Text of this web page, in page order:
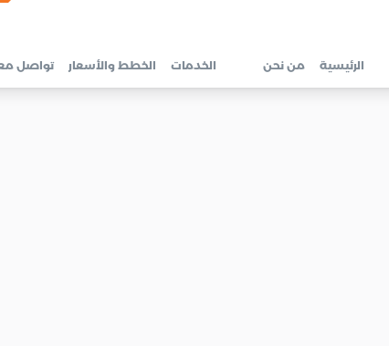
الرئيسية من نحن الخدمات الخطط والأسعار تواصل